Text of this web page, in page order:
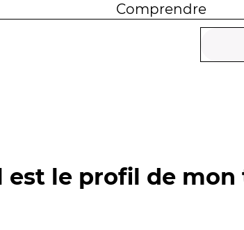
Comprendre
est le profil de